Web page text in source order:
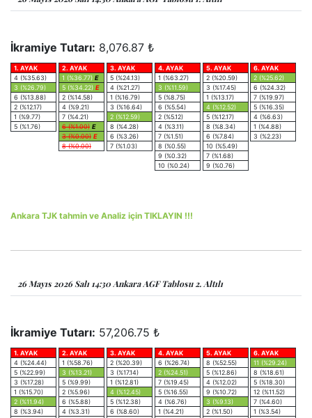
İkramiye Tutarı: 8,076.87 ₺
1. AYAK
4 (%35.63)
3 (%26.79)
6 (%13.88)
2 (%12.17)
1 (%9.77)
5 (%1.76)
2. AYAK
1 (%36.77) E
5 (%34.22) E
2 (%14.58)
4 (%9.21)
7 (%4.21)
6 (%1.00) E
3 (%0.00) E
8 (%0.00)
3. AYAK
5 (%24.13)
4 (%21.27)
1 (%16.79)
3 (%16.64)
2 (%12.59)
8 (%4.28)
6 (%3.26)
7 (%1.03)
4. AYAK
1 (%63.27)
3 (%11.59)
5 (%8.75)
6 (%5.54)
2 (%5.12)
4 (%3.11)
7 (%1.51)
8 (%0.55)
9 (%0.32)
10 (%0.24)
5. AYAK
2 (%20.59)
3 (%17.45)
1 (%13.17)
4 (%12.52)
5 (%12.17)
8 (%8.34)
6 (%7.84)
10 (%5.49)
7 (%1.68)
9 (%0.76)
6. AYAK
2 (%25.62)
6 (%24.32)
7 (%19.97)
5 (%16.35)
4 (%6.63)
1 (%4.88)
3 (%2.23)
Ankara TJK tahmin ve Analiz için TIKLAYIN !!!
26 Mayıs 2026 Salı 14:30 Ankara AGF Tablosu 2. Altılı
İkramiye Tutarı: 57,206.75 ₺
1. AYAK
4 (%24.44)
5 (%22.99)
3 (%17.28)
1 (%15.70)
2 (%11.94)
8 (%3.94)
2. AYAK
1 (%58.76)
3 (%13.21)
5 (%9.99)
2 (%5.96)
6 (%5.88)
4 (%3.31)
3. AYAK
2 (%20.39)
3 (%17.14)
1 (%12.81)
4 (%12.45)
5 (%12.38)
6 (%8.60)
4. AYAK
6 (%26.74)
2 (%24.51)
7 (%19.45)
5 (%16.55)
4 (%6.76)
1 (%4.21)
5. AYAK
8 (%52.55)
5 (%12.86)
4 (%12.02)
9 (%10.72)
3 (%9.13)
2 (%1.50)
6. AYAK
11 (%29.24)
8 (%18.61)
5 (%18.30)
12 (%11.52)
7 (%4.60)
1 (%3.54)